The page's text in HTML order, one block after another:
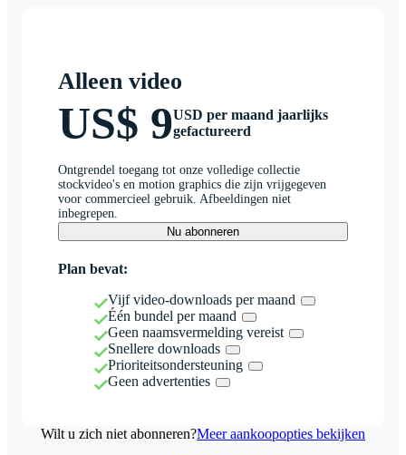
Alleen video
US$ 9USD per maand jaarlijks
gefactureerd
Ontgrendel toegang tot onze volledige collectie
stockvideo's en motion graphics die zijn vrijgegeven
voor commercieel gebruik. Afbeeldingen niet
inbegrepen.
Nu abonneren
Plan bevat:
Vijf video-downloads per maand
Één bundel per maand
Geen naamsvermelding vereist
Snellere downloads
Prioriteitsondersteuning
Geen advertenties
Wilt u zich niet abonneren?Meer aankoopopties bekijken